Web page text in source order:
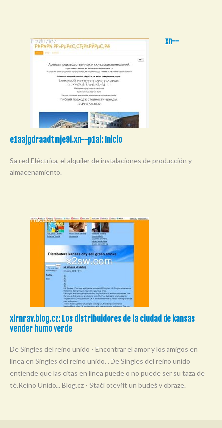
xn--
e1aajgdraadtmje9l.xn--p1ai: Inicio
Sa red Eléctrica, el alquiler de instalaciones de producción y
almacenamiento.
xlrnrav.blog.cz: Los distribuidores de la ciudad de kansas
vender humo verde
De Singles del reino unido - Encontrar el amor y los amigos en
línea en Singles del reino unido. . De Singles del reino unido
entiende que las citas en línea puede o no puede ser su taza de
té.Reino Unido... Blog.cz - Stačí otevřít un budeš v obraze.